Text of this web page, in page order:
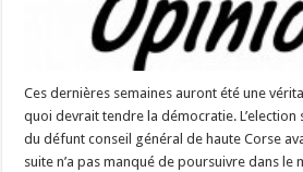
Ces dernières semaines auront été une
quoi devrait tendre la démocratie.
du défunt conseil général de haute Corse
suite n’a pas manqué de poursuivre dans le